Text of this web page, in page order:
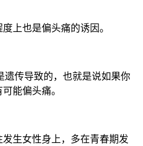
上也是偏头痛的诱因。
遗传导致的，也就是说如果你
能偏头痛。
生女性身上，多在青春期发